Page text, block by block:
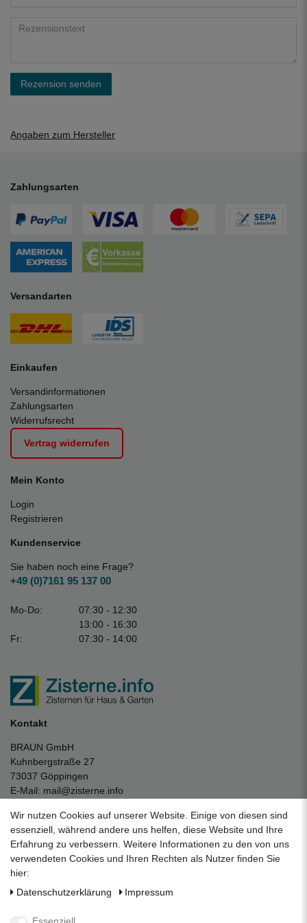
Rezension senden
Angaben zum Hersteller
Zahlungsarten
Versandarten
Einkaufen
Versandinformationen
Zahlungsarten
Widerrufsrecht
Vertrag widerrufen
Mein Konto
Login
Registrieren
Kundenservice
Sie haben noch eine Frage?
+49 (0)7161 95 137 00
Mo-Do:
07:30 - 12:30
13:00 - 16:30
Fr:
07:30 - 14:00
Kontakt
BRAUN GmbH
Kuhnbergstraße 27
73037 Göppingen
E-Mail: mail@zisterne.info
Unternehmen
Datenschutzerklärung
Impressum
Über uns
Folgen Sie uns auf Social Media
Wir nutzen Cookies auf unserer Website. Einige von diesen sind
essenziell, während andere uns helfen, diese Website und Ihre
Erfahrung zu verbessern. Weitere Informationen zu den von uns
verwendeten Cookies und Ihren Rechten als Nutzer finden Sie
hier:
Daten­schutz­erklärung
Impressum